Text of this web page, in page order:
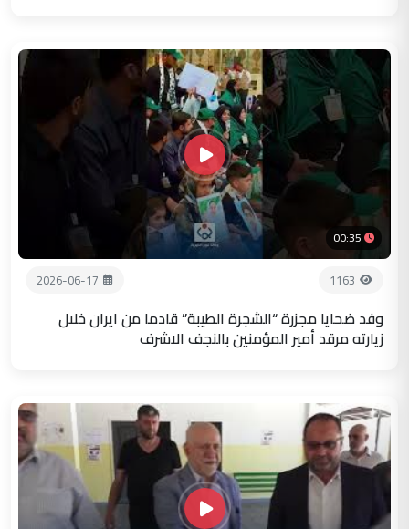
00:35
1163
2026-06-17
وفد ضحايا مجزرة “الشجرة الطيبة” قادما من ايران خلال
زيارته مرقد أمير المؤمنين بالنجف الاشرف